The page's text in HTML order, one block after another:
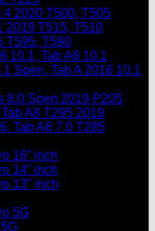
2020 T500, T505
2019 T515, T510
T595, T590
10.1, Tab A6 10.1
Spen, Tab A 2016 10.1
8.0 Spen 2019 P205
A8 T295 2019
Tab A6 7.0 T285
16” inch
14” inch
13″ inch
5G